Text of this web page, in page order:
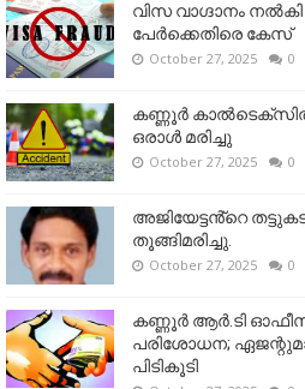
വിസ വാഗ്ദാനം
പേർക്കെതിരെ കേസ്
October 27, 2025 0
കണ്ണൂര്‍
ഒരാള്‍ മരിച്ചു
October 27, 2025 0
അജിയേട്ടൻ്റെ
തൂങ്ങിമരിച്ചു.
October 27, 2025 0
കണ്ണൂര്‍ ആര്‍.ടി
പരിശോധന;
പിടികൂടി